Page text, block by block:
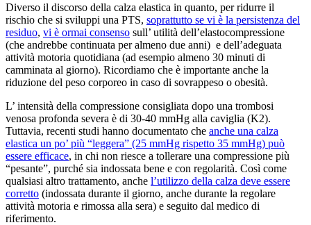
Diverso il discorso della calza elastica in quanto, per ridurre il
rischio che si sviluppi una PTS, soprattutto se vi è la persistenza del
residuo, vi è ormai consenso sull’ utilità dell’elastocompressione
(che andrebbe continuata per almeno due anni) e dell’adeguata
attività motoria quotidiana (ad esempio almeno 30 minuti di
camminata al giorno). Ricordiamo che è importante anche la
riduzione del peso corporeo in caso di sovrappeso o obesità.
L’ intensità della compressione consigliata dopo una trombosi
venosa profonda severa è di 30-40 mmHg alla caviglia (K2).
Tuttavia, recenti studi hanno documentato che anche una calza
elastica un po’ più “leggera” (25 mmHg rispetto 35 mmHg) può
essere efficace, in chi non riesce a tollerare una compressione più
“pesante”, purché sia indossata bene e con regolarità. Così come
qualsiasi altro trattamento, anche l’utilizzo della calza deve essere
corretto (indossata durante il giorno, anche durante la regolare
attività motoria e rimossa alla sera) e seguito dal medico di
riferimento.